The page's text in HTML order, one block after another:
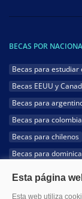
BECAS POR
Becas para estudiar
Becas EEUU y
Becas para
Becas para
Becas para chilenos
Becas para